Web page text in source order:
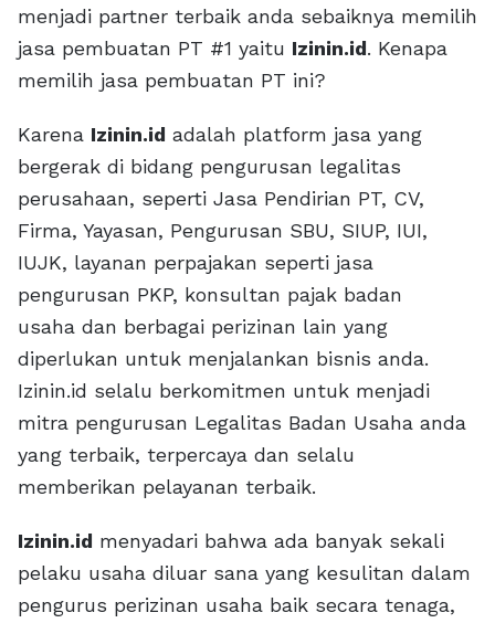
menjadi partner terbaik anda sebaiknya memilih
jasa pembuatan PT #1 yaitu Izinin.id. Kenapa
memilih jasa pembuatan PT ini?
Karena Izinin.id adalah platform jasa yang
bergerak di bidang pengurusan legalitas
perusahaan, seperti Jasa Pendirian PT, CV,
Firma, Yayasan, Pengurusan SBU, SIUP, IUI,
IUJK, layanan perpajakan seperti jasa
pengurusan PKP, konsultan pajak badan
usaha dan berbagai perizinan lain yang
diperlukan untuk menjalankan bisnis anda.
Izinin.id selalu berkomitmen untuk menjadi
mitra pengurusan Legalitas Badan Usaha anda
yang terbaik, terpercaya dan selalu
memberikan pelayanan terbaik.
Izinin.id menyadari bahwa ada banyak sekali
pelaku usaha diluar sana yang kesulitan dalam
pengurus perizinan usaha baik secara tenaga,